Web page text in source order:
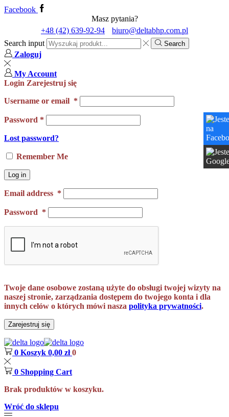
Facebook
Masz pytania?
+48 (42) 639-92-94
biuro@deltabhp.com.pl
Search input
Search
Zaloguj
My Account
Login Zarejestruj się
Username or email *
Password *
Lost password?
Remember Me
Log in
Email address *
Password *
Twoje dane osobowe zostaną użyte do obsługi twojej wizyty na
naszej stronie, zarządzania dostępem do twojego konta i dla
innych celów o których mówi nasza polityka prywatności.
Zarejestruj się
0 Koszyk 0,00 zł 0
0 Shopping Cart
Brak produktów w koszyku.
Wróć do sklepu